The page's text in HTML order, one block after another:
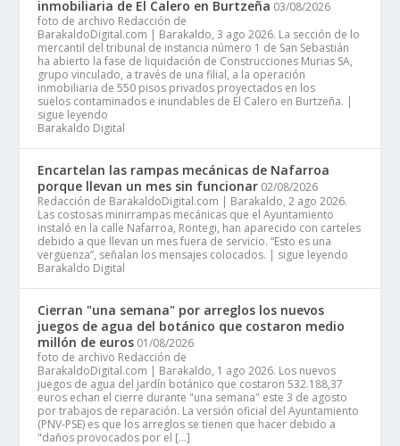
inmobiliaria de El Calero en Burtzeña 03/08/2026
foto de archivo Redacción de
BarakaldoDigital.com | Barakaldo, 3 ago 2026. La sección de lo
mercantil del tribunal de instancia número 1 de San Sebastián
ha abierto la fase de liquidación de Construcciones Murias SA,
grupo vinculado, a través de una filial, a la operación
inmobiliaria de 550 pisos privados proyectados en los
suelos contaminados e inundables de El Calero en Burtzeña. |
sigue leyendo
Barakaldo Digital
Encartelan las rampas mecánicas de Nafarroa
porque llevan un mes sin funcionar 02/08/2026
Redacción de BarakaldoDigital.com | Barakaldo, 2 ago 2026.
Las costosas minirrampas mecánicas que el Ayuntamiento
instaló en la calle Nafarroa, Rontegi, han aparecido con carteles
debido a que llevan un mes fuera de servicio. “Esto es una
vergüenza”, señalan los mensajes colocados. | sigue leyendo
Barakaldo Digital
Cierran "una semana" por arreglos los nuevos
juegos de agua del botánico que costaron medio
millón de euros 01/08/2026
foto de archivo Redacción de
BarakaldoDigital.com | Barakaldo, 1 ago 2026. Los nuevos
juegos de agua del jardín botánico que costaron 532.188,37
euros echan el cierre durante "una semana" este 3 de agosto
por trabajos de reparación. La versión oficial del Ayuntamiento
(PNV-PSE) es que los arreglos se tienen que hacer debido a
"daños provocados por el […]